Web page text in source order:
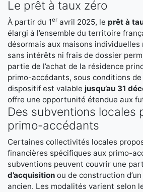
Le prêt à taux zéro
À partir du 1er avril 2025, le prêt à
élargi à l’ensemble du territoire
désormais aux maisons individuelles
sans intérêts ni frais de dossier
partie de l’achat de la résidence
primo-accédants, sous conditions
dispositif est valable jusqu’au 31
offre une opportunité étendue aux
Des subventions locales
primo-accédants
Certaines collectivités locales
financières spécifiques aux primo-
subventions peuvent couvrir une
d’acquisition ou de construction
ancien. Les modalités varient selon